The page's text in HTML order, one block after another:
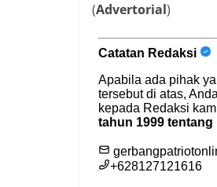
(Advertorial)